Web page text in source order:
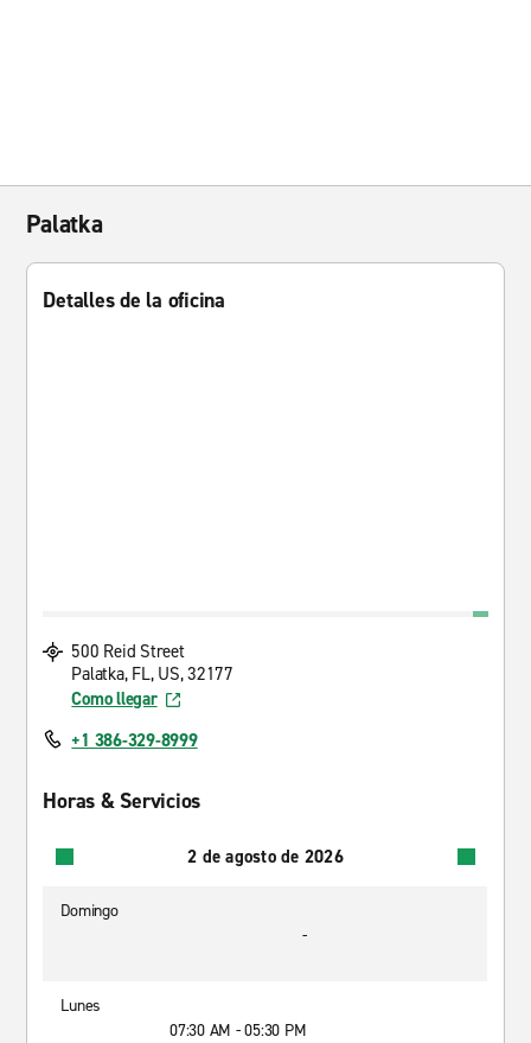
Palatka
Detalles de la oficina
500 Reid Street
Palatka, FL, US, 32177
Como llegar
+1 386-329-8999
Horas & Servicios
2 de agosto de 2026
Domingo
-
Lunes
07:30 AM - 05:30 PM